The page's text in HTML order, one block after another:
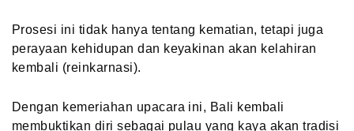
Prosesi ini tidak hanya tentang kematian, tetapi juga
perayaan kehidupan dan keyakinan akan kelahiran
kembali (reinkarnasi).
Dengan kemeriahan upacara ini, Bali kembali
membuktikan diri sebagai pulau yang kaya akan tradisi